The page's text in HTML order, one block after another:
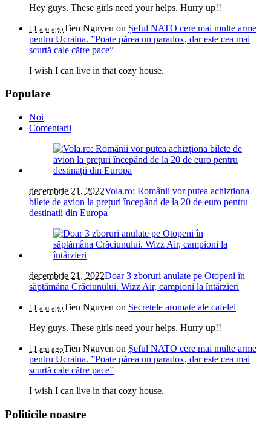
Hey guys. These girls need your helps. Hurry up!!
11 ani agoTien Nguyen on Șeful NATO cere mai multe arme
pentru Ucraina. ”Poate părea un paradox, dar este cea mai
scurtă cale către pace”
I wish I can live in that cozy house.
Populare
Noi
Comentarii
decembrie 21, 2022Vola.ro: Românii vor putea achizționa
bilete de avion la prețuri începând de la 20 de euro pentru
destinații din Europa
decembrie 21, 2022Doar 3 zboruri anulate pe Otopeni în
săptămâna Crăciunului. Wizz Air, campioni la întârzieri
11 ani agoTien Nguyen on Secretele aromate ale cafelei
Hey guys. These girls need your helps. Hurry up!!
11 ani agoTien Nguyen on Șeful NATO cere mai multe arme
pentru Ucraina. ”Poate părea un paradox, dar este cea mai
scurtă cale către pace”
I wish I can live in that cozy house.
Politicile noastre